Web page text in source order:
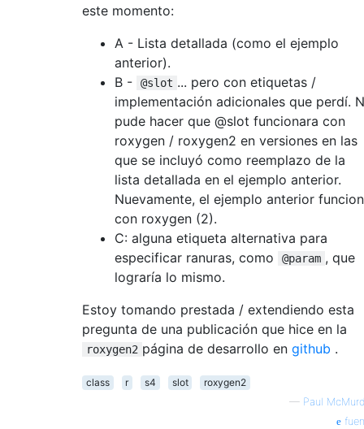
este momento:
A - Lista detallada (como el ejemplo
anterior).
B -
@slot ... pero con etiquetas /
implementación adicionales que perdí.
pude hacer que @slot funcionara con
roxygen / roxygen2 en versiones en las
que se incluyó como reemplazo de la
lista detallada en el ejemplo anterior.
Nuevamente, el ejemplo anterior
con roxygen (2).
C: alguna etiqueta alternativa para
especificar ranuras, como
@param , que
lograría lo mismo.
Estoy tomando prestada / extendiendo esta
pregunta de una publicación que hice en la
roxygen2 página de desarrollo en github .
class r s4 slot
roxygen2
— Paul